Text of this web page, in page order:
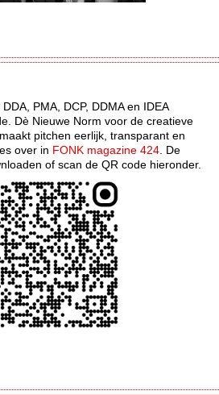
PMA, DCP, DDMA en IDEA
Dè Nieuwe Norm voor de creatieve
pitchen eerlijk, transparant en
over in FONK magazine 424 . De
of scan de QR code hieronder.